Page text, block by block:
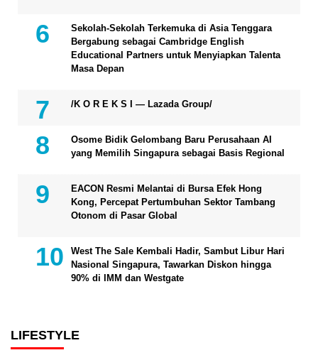
Sekolah-Sekolah Terkemuka di Asia Tenggara
Bergabung sebagai Cambridge English
Educational Partners untuk Menyiapkan Talenta
Masa Depan
/K O R E K S I — Lazada Group/
Osome Bidik Gelombang Baru Perusahaan AI
yang Memilih Singapura sebagai Basis Regional
EACON Resmi Melantai di Bursa Efek Hong
Kong, Percepat Pertumbuhan Sektor Tambang
Otonom di Pasar Global
West The Sale Kembali Hadir, Sambut Libur Hari
Nasional Singapura, Tawarkan Diskon hingga
90% di IMM dan Westgate
LIFESTYLE